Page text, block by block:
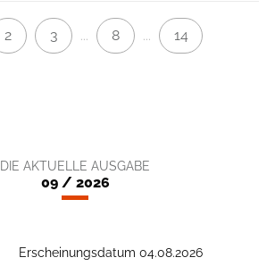
2 3 8 14
DIE AKTUELLE AUSGABE
09 / 2026
Erscheinungsdatum 04.08.2026